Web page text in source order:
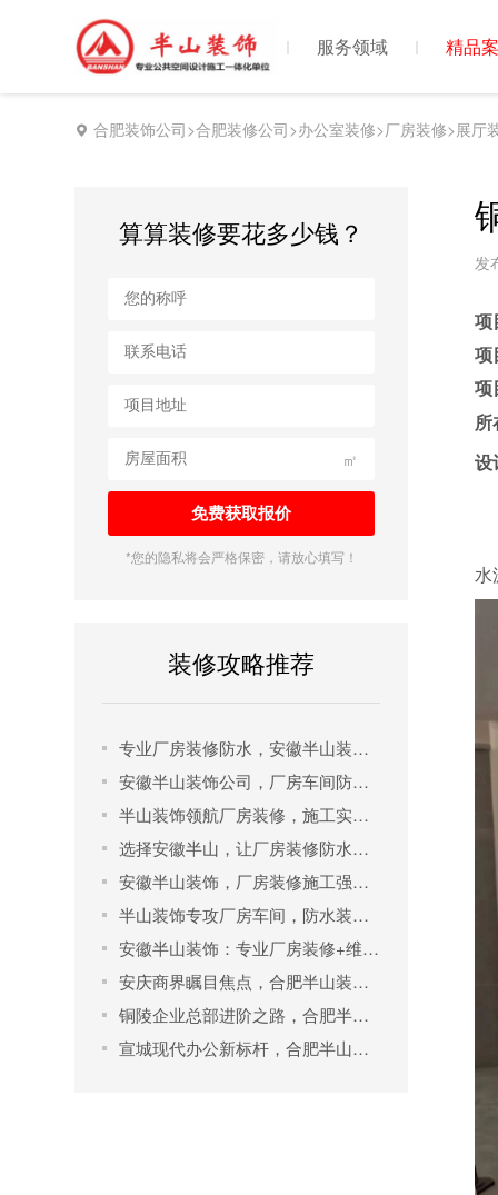
首页 服务领域 精品
合肥装饰公司>合肥装修公司>办公室装修>厂房装修>展厅
算算装修要花多少钱？
㎡
*您的隐私将会严格保密，请放心填写！
装修攻略推荐
专业厂房装修防水，安徽半山装饰实力见证！
安徽半山装饰公司，厂房车间防水装修首选！
半山装饰领航厂房装修，施工实力防水无忧！
选择安徽半山，让厂房装修防水一步到位！
安徽半山装饰，厂房装修施工强防水更出色！
半山装饰专攻厂房车间，防水装修施工首屈一指！
安徽半山装饰：专业厂房装修+维修+防水一站式解决方案！
安庆商界瞩目焦点，合肥半山装饰缔造高端办公楼设计传奇
铜陵企业总部进阶之路，合肥半山装饰雕琢高端办公空间
宣城现代办公新标杆，合肥半山装饰演绎高端装修艺术
发
项
项
项
所
设
水